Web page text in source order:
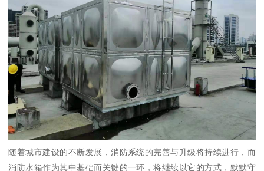
随着城市建设的不断发展，消防系统的完善与升级将持续进行，而
消防水箱作为其中基础而关键的一环，将继续以它的方式，默默守